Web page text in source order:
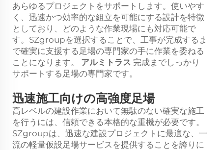
あらゆるプロジェクトをサポートします。使いやす
く、迅速かつ効率的な組立を可能にする設計を特徴
としており、どのような作業現場にも対応可能で
す。SZgroupを選択することで、工事が完成するま
で確実に支援する足場の専門家の手に作業を委ねる
ことになります。 アルミトラス 完成までしっかり
サポートする足場の専門家です。
迅速施工向けの高強度足場
高レベルの建設作業において無駄のない確実な施工
を行うには、信頼できる本格的な重機が必要です。
SZgroupは、迅速な建設プロジェクトに最適な、一
流の軽量仮設足場サービスを提供することを誇りに